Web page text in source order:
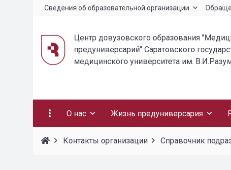
Сведения об образовательной организации
Центр довузовского образования
предуниверсарий" Саратовского
медицинского университета им.
О нас Жизнь предуниверсария
Контакты организации Справочник